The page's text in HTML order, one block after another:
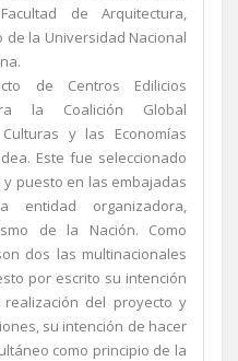
de Arquitectura,
de la Universidad Nacional
de Centros Edilicios
la Coalición Global
y las Economías
Este fue seleccionado
y puesto en las embajadas
entidad organizadora,
de la Nación. Como
dos las multinacionales
por escrito su intención
del proyecto y
su intención de hacer
como principio de la